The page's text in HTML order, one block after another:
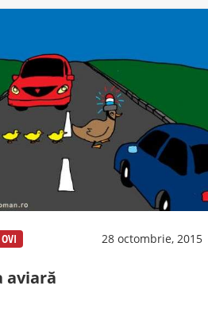
28 octombrie, 2015
aviară